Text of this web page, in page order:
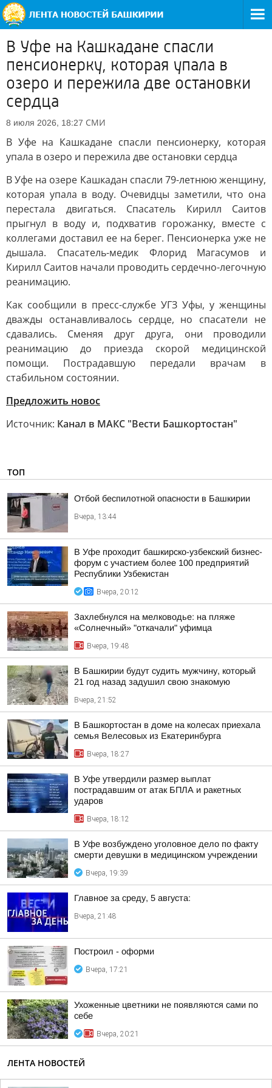
В Уфе на Кашкадане спасли
пенсионерку, которая упала в
озеро и пережила две остановки
сердца
8 июля 2026, 18:27 СМИ
В Уфе на Кашкадане спасли пенсионерку, которая
упала в озеро и пережила две остановки сердца
В Уфе на озере Кашкадан спасли 79-летнюю женщину,
которая упала в воду. Очевидцы заметили, что она
перестала двигаться. Спасатель Кирилл Саитов
прыгнул в воду и, подхватив горожанку, вместе с
коллегами доставил ее на берег. Пенсионерка уже не
дышала. Спасатель-медик Флорид Магасумов и
Кирилл Саитов начали проводить сердечно-легочную
реанимацию.
Как сообщили в пресс-службе УГЗ Уфы, у женщины
дважды останавливалось сердце, но спасатели не
сдавались. Сменяя друг друга, они проводили
реанимацию до приезда скорой медицинской
помощи. Пострадавшую передали врачам в
стабильном состоянии.
Предложить новос
Источник: Канал в МАКС "Вести Башкортостан"
ТОП
Отбой беспилотной опасности в Башкирии
Вчера, 13:44
В Уфе проходит башкирско-узбекский бизнес-
форум с участием более 100 предприятий
Республики Узбекистан
Вчера, 20:12
Захлебнулся на мелководье: на пляже
«Солнечный» "откачали" уфимца
Вчера, 19:48
В Башкирии будут судить мужчину, который
21 год назад задушил свою знакомую
Вчера, 21:52
В Башкортостан в доме на колесах приехала
семья Велесовых из Екатеринбурга
Вчера, 18:27
В Уфе утвердили размер выплат
пострадавшим от атак БПЛА и ракетных
ударов
Вчера, 18:12
В Уфе возбуждено уголовное дело по факту
смерти девушки в медицинском учреждении
Вчера, 19:39
Главное за среду, 5 августа:
Вчера, 21:48
Построил - оформи
Вчера, 17:21
Ухоженные цветники не появляются сами по
себе
Вчера, 20:21
ЛЕНТА НОВОСТЕЙ